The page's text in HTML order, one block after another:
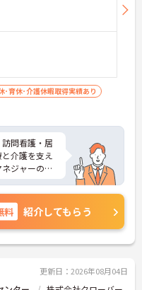
･育休･介護休暇取得実績あり
問看護・居
介護を支え
ジャーの募
一人ひとり
年間休日11
さも魅力。
おり、安定し
したい方に
料 紹介してもらう
更新日：2026年08月04日